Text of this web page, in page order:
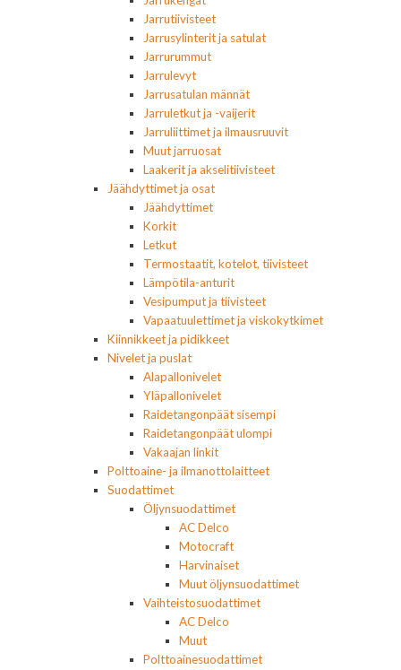
Jarrutiivisteet
Jarrusylinterit ja satulat
Jarrurummut
Jarrulevyt
Jarrusatulan männät
Jarruletkut ja -vaijerit
Jarruliittimet ja ilmausruuvit
Muut jarruosat
Laakerit ja akselitiivisteet
Jäähdyttimet ja osat
Jäähdyttimet
Korkit
Letkut
Termostaatit, kotelot, tiivisteet
Lämpötila-anturit
Vesipumput ja tiivisteet
Vapaatuulettimet ja viskokytkimet
Kiinnikkeet ja pidikkeet
Nivelet ja puslat
Alapallonivelet
Yläpallonivelet
Raidetangonpäät sisempi
Raidetangonpäät ulompi
Vakaajan linkit
Polttoaine- ja ilmanottolaitteet
Suodattimet
Öljynsuodattimet
AC Delco
Motocraft
Harvinaiset
Muut öljynsuodattimet
Vaihteistosuodattimet
AC Delco
Muut
Polttoainesuodattimet